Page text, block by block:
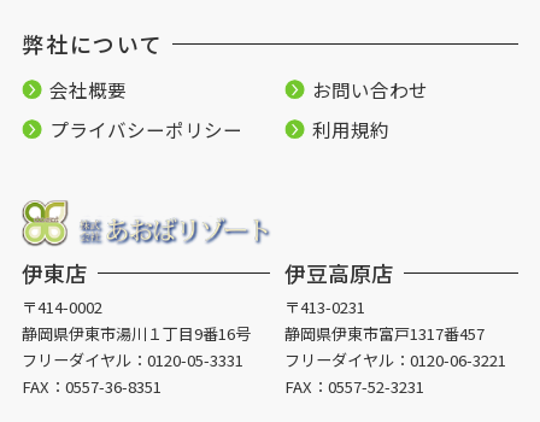
弊社について
会社概要
お問い合わせ
プライバシーポリシー
利用規約
伊東店
〒414-0002
静岡県伊東市湯川１丁目9番16号
フリーダイヤル： 0120-05-3331
FAX：0557-36-8351
伊豆高原店
〒413-0231
静岡県伊東市富戸1317番457
フリーダイヤル：0120-06-3221
FAX：0557-52-3231